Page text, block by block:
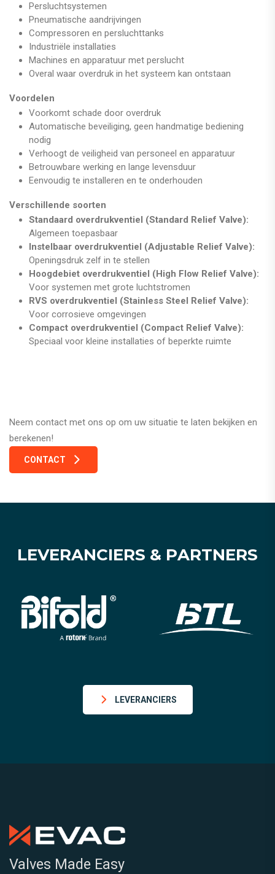
Persluchtsystemen
Pneumatische aandrijvingen
Compressoren en persluchttanks
Industriële installaties
Machines en apparatuur met perslucht
Overal waar overdruk in het systeem kan ontstaan
Voordelen
Voorkomt schade door overdruk
Automatische beveiliging, geen handmatige bediening
nodig
Verhoogt de veiligheid van personeel en apparatuur
Betrouwbare werking en lange levensduur
Eenvoudig te installeren en te onderhouden
Verschillende soorten
Standaard overdrukventiel (Standard Relief Valve):
Algemeen toepasbaar
Instelbaar overdrukventiel (Adjustable Relief Valve):
Openingsdruk zelf in te stellen
Hoogdebiet overdrukventiel (High Flow Relief Valve):
Voor systemen met grote luchtstromen
RVS overdrukventiel (Stainless Steel Relief Valve):
Voor corrosieve omgevingen
Compact overdrukventiel (Compact Relief Valve):
Speciaal voor kleine installaties of beperkte ruimte
Neem contact met ons op om uw situatie te laten bekijken en
berekenen!
CONTACT
LEVERANCIERS & PARTNERS
LEVERANCIERS
Valves Made Easy